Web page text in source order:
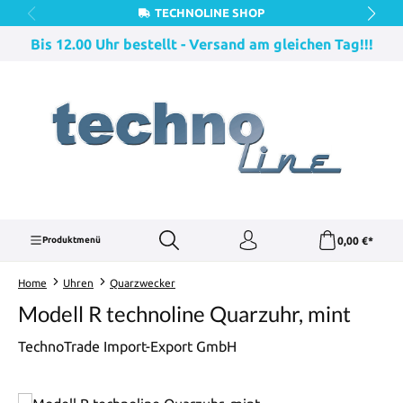
Zum Hauptinhalt springenTECHNOLINE SHOP
Bis 12.00 Uhr bestellt - Versand am gleichen Tag!!!
Produktmenü 0,00 €*
Home Uhren Quarzwecker
Modell R technoline Quarzuhr, mint
TechnoTrade Import-Export GmbH